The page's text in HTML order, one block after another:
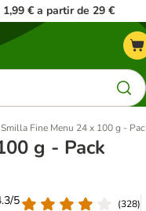
1,99 € a partir de 29 €
Smilla Fine Menu 24 x 100 g -
g - Pack
5
(328)